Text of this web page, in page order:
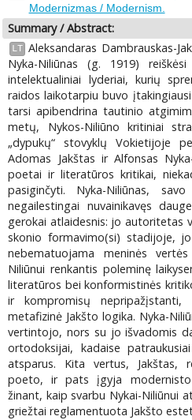
Modernizmas / Modernism.
Summary / Abstract:
LT Aleksandaras Dambrauskas-
Nyka-Niliūnas (g. 1919)
intelektualiniai lyderiai, kurių
raidos laikotarpiu buvo
tarsi apibendrina tautinio
metų, Nykos-Niliūno kritiniai
„dypukų“ stovyklų Vokietijoje
Adomas Jakštas ir Alfonsas
poetai ir literatūros kritikai,
pasiginčyti. Nyka-Niliūnas,
negailestingai nuvainikavęs
gerokai atlaidesnis: jo autoritetas
skonio formavimo(si) stadijoje,
nebematuojama meninės
Niliūnui renkantis poleminę
literatūros bei konformistinės
ir kompromisų
metafizinė Jakšto logika. Nyka-
vertintojo, nors su jo išvadomis
ortodoksijai, kadaise
atsparus. Kita vertus, Jakštas,
poeto, ir pats įgyja modernisto
žinant, kaip svarbu Nykai-Niliūnui
griežtai reglamentuota Jakšto